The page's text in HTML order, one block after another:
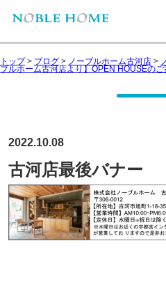
トップ> ブログ > ノーブルホーム古河店 >
ブルホーム古河店より】OPEN HOUSEの
2022.10.08
古河店最後バナー